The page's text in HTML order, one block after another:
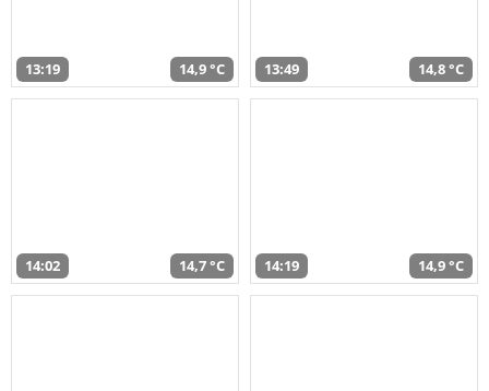
13:19 14,9 °C 13:49 14,8 °C
14:02 14,7 °C 14:19 14,9 °C